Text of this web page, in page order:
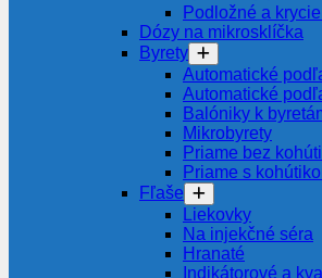
Podložné a
Dózy na mikrosklíčka
Byrety
Automatické
Automatické
Balóniky k
Mikrobyrety
Priame bez
Priame s
Fľaše
Liekovky
Na injekčné séra
Hranaté
Indikátorové a